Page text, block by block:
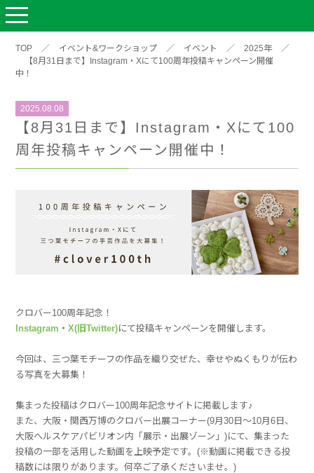
TOP ／ イベント&ワークショップ ／ イベント ／ 2025年
／
【8月31日まで】Instagram・Xにて100周年投稿キャンペーン開催
中！
2025.08.08
【8月31日まで】Instagram・Xにて100
周年投稿キャンペーン開催中！
クロバー100周年記念！
Instagram ・X(旧Twitter)にて投稿キャンペーンを開催します。
今回は、三つ葉モチーフの作品を織り交ぜた、幸せやぬくもりが伝わ
る写真を大募集！
集まった投稿はクロバー100周年記念サイトに掲載します♪
また、大阪・関西万博のクロバー出展コーナー(9月30日～10月6日、
大阪ヘルスケアパビリオン内「展示・出展ゾーン」)にて、集まった
投稿の一部を活用した動画を上映予定です。(※動画に掲載できる投
稿数には限りがあります。何卒ご了承くださいませ。)